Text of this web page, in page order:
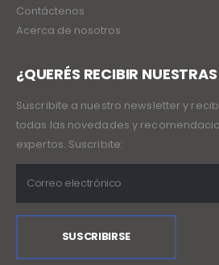
Contáctenos
Acerca de nosotros
¿QUERÉS RECIBIR
Suscribite a nuestro newsletter y
todas las novedades y
expertos. Suscribite: